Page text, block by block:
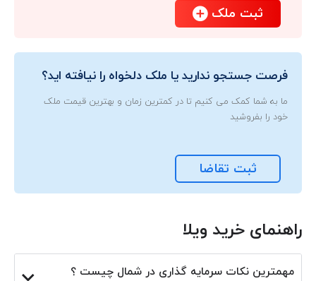
ثبت ملک
فرصت جستجو ندارید یا ملک دلخواه را نیافته اید؟
ما به شما کمک می کنیم تا در کمترین زمان و بهترین قیمت ملک
خود را بفروشید
ثبت تقاضا
راهنمای خرید ویلا
مهمترین نکات سرمایه گذاری در شمال چیست ؟